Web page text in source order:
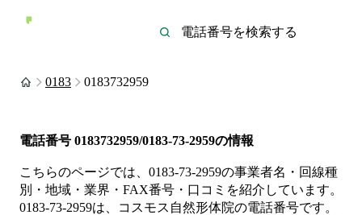
0183 0183732959
電話番号 0183732959/0183-73-2959の情報
こちらのページでは、 0183-73-2959の事業者名・回線種
別・地域・業界・FAX番号・口コミを紹介しています。
0183-73-2959は、 コスモス自然形体院の電話番号です。